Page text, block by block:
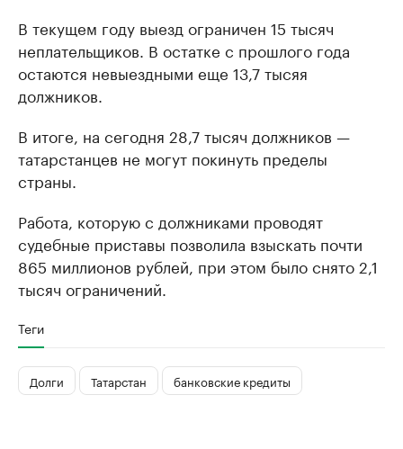
В текущем году выезд ограничен 15 тысяч
неплательщиков. В остатке с прошлого года
остаются невыездными еще 13,7 тысяя
должников.
В итоге, на сегодня 28,7 тысяч должников —
татарстанцев не могут покинуть пределы
страны.
Работа, которую с должниками проводят
судебные приставы позволила взыскать почти
865 миллионов рублей, при этом было снято 2,1
тысяч ограничений.
Теги
Долги Татарстан банковские кредиты